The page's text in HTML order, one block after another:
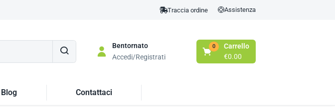
Traccia ordine Assistenza
Bentornato
Accedi/Registrati
Carrello
0
€0.00
Blog Contattaci